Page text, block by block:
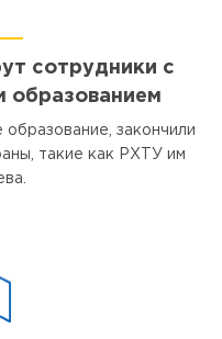
сотрудники с
образованием
закончили
такие как РХТУ им